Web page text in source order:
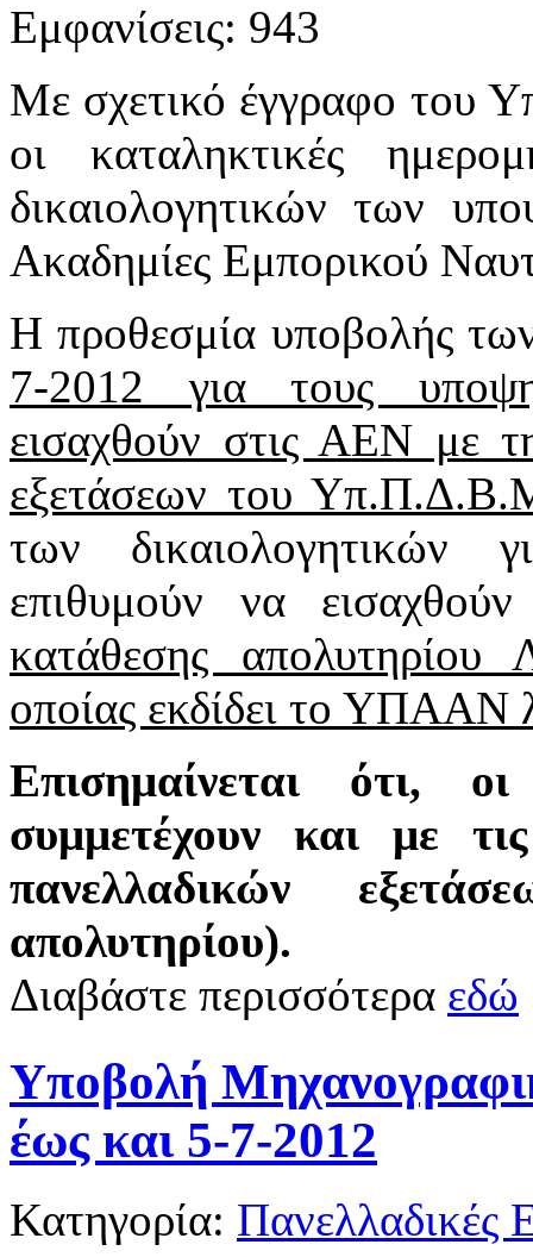
Εμφανίσεις: 943
Με σχετικό έγγραφο του
οι καταληκτικές
δικαιολογητικών των
Ακαδημίες Εμπορικού
Η προθεσμία υποβολής
7-2012 για τους
εισαχθούν στις ΑΕΝ με
εξετάσεων του
των δικαιολογητικών
επιθυμούν να
κατάθεσης απολυτηρίου
οποίας εκδίδει το ΥΠΑΑΝ
Επισημαίνεται ότι,
συμμετέχουν και με
πανελλαδικών
απολυτηρίου).
Διαβάστε περισσότερα εδώ
Υποβολή
έως και 5-7-2012
Κατηγορία: Πανελλαδικές